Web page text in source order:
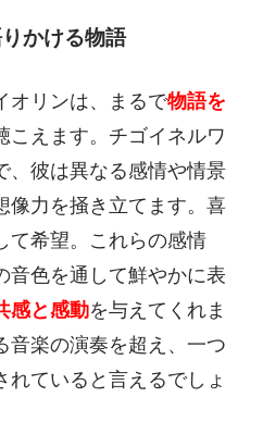
かける物語
オリンは、まるで物語を
こえます。チゴイネルワ
、彼は異なる感情や情景
像力を掻き立てます。喜
て希望。これらの感情
音色を通して鮮やかに表
感と感動を与えてくれま
音楽の演奏を超え、一つ
ていると言えるでしょ